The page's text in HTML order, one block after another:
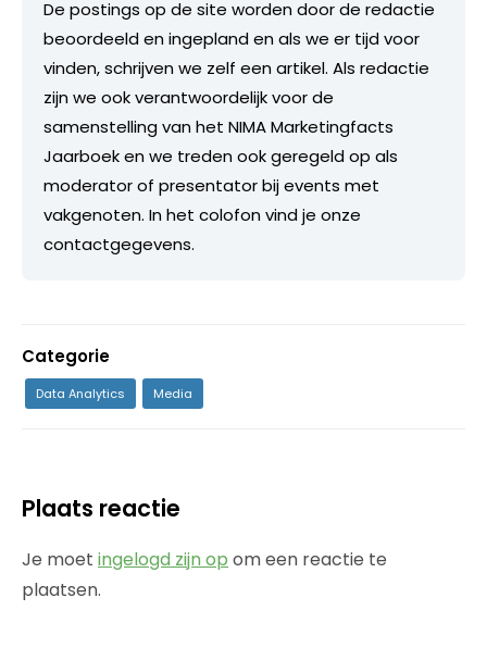
De postings op de site worden door de redactie
beoordeeld en ingepland en als we er tijd voor
vinden, schrijven we zelf een artikel. Als redactie
zijn we ook verantwoordelijk voor de
samenstelling van het NIMA Marketingfacts
Jaarboek en we treden ook geregeld op als
moderator of presentator bij events met
vakgenoten. In het colofon vind je onze
contactgegevens.
Categorie
Data Analytics Media
Plaats reactie
Je moet ingelogd zijn op om een reactie te
plaatsen.